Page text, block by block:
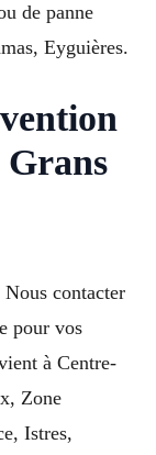
de panne
Eyguières.
contacter
pour vos
à Centre-
Zone
Istres,